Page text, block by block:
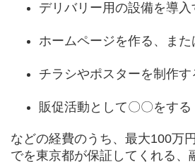
デリバリー用の設備を導入
ホームページを作る、ま
チラシやポスターを制作す
販促活動として〇〇をする
などの経費のうち、最大100万
でを東京都が保証してくれる、